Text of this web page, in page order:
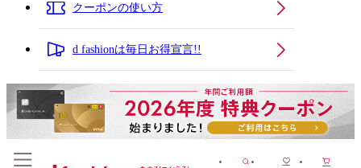
クーポンの使い方
d fashionは毎日お得宣言!!